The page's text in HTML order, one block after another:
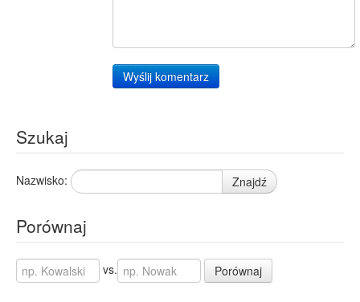
Wyślij komentarz
Szukaj
Nazwisko: Znajdź
Porównaj
vs. Porównaj